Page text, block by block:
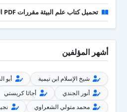
تحميل كتاب علم البيئة مقررات PDF السعودية 1443
أشهر المؤلفين
شيخ الإسلام ابن تيمية
أبو
أنور الجندي
أجاثا كريستي
محمد متولي الشعراوي